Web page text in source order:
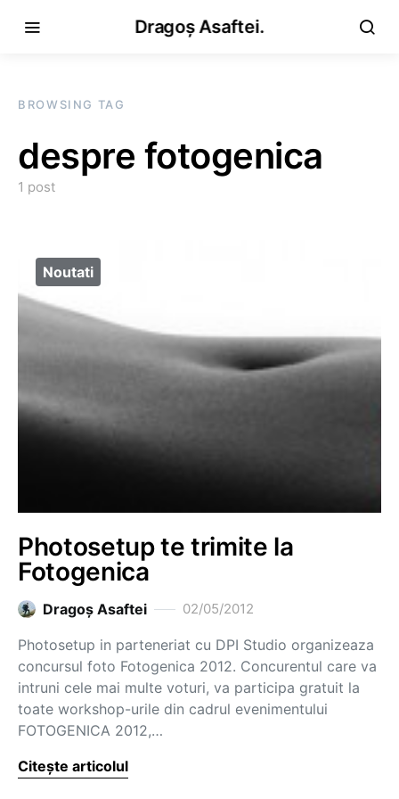
Dragoș Asaftei.
BROWSING TAG
despre fotogenica
1 post
Noutati
Photosetup te trimite la
Fotogenica
Dragoş Asaftei 02/05/2012
Photosetup in parteneriat cu DPI Studio organizeaza
concursul foto Fotogenica 2012. Concurentul care va
intruni cele mai multe voturi, va participa gratuit la
toate workshop-urile din cadrul evenimentului
FOTOGENICA 2012,…
Citește articolul